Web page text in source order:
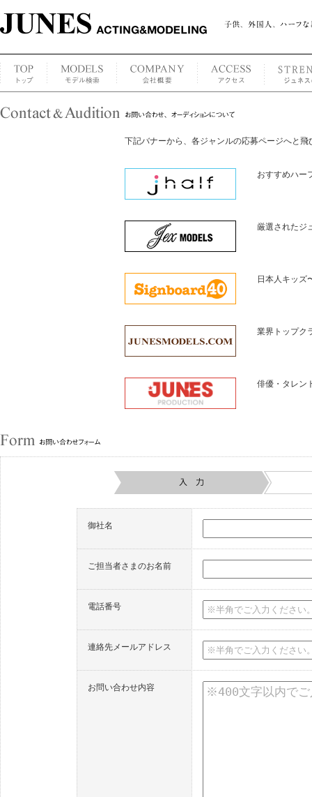
下記バナーから、各ジャンルの応募ページへと飛
おすすめハー
厳選されたジ
日本人キッズ
業界トップク
俳優・タレン
御社名
ご担当者さまのお名前
電話番号
連絡先メールアドレス
お問い合わせ内容